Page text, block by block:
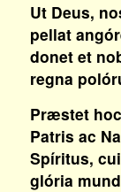
Ut Deus,
pellat
donet et
regna
Præstet
Patris ac
Spíritus,
glória